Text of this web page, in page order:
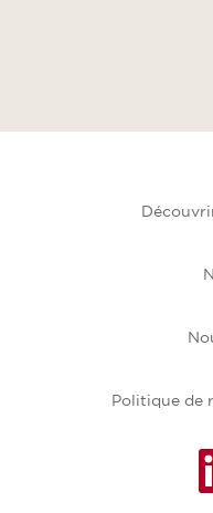
Politique de
S
o